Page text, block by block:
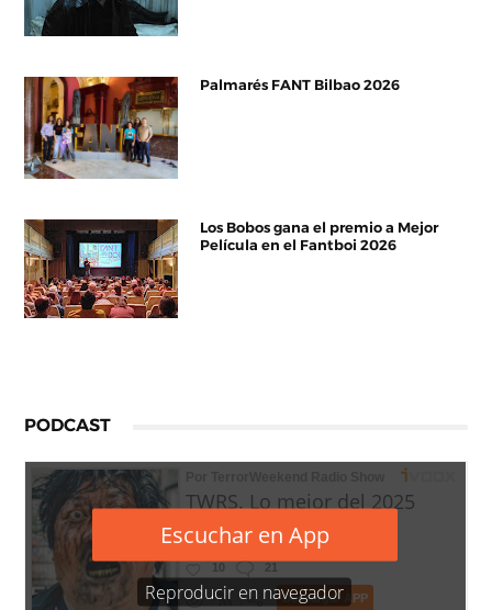
Palmarés FANT Bilbao 2026
Los Bobos gana el premio a Mejor
Película en el Fantboi 2026
PODCAST